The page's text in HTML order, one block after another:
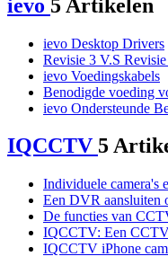
ievo 5 Artikelen
ievo Desktop Drivers
Revisie 3 V.S
ievo Voedingskabels
Benodigde voeding
ievo Ondersteunde
IQCCTV 5
Individuele
Een DVR aansluiten
De functies van
IQCCTV: Een
IQCCTV iPhone